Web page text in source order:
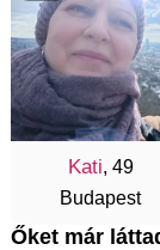
Kati, 49
Budapest
Őket már